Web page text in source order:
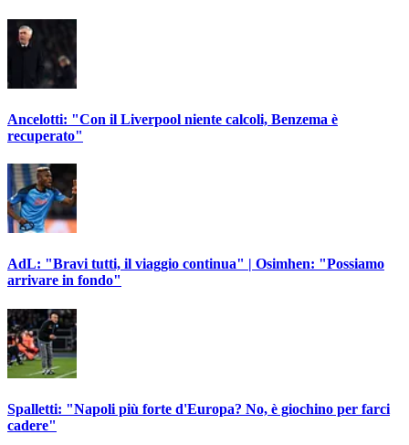
Ancelotti: "Con il Liverpool niente calcoli, Benzema è
recuperato"
AdL: "Bravi tutti, il viaggio continua" | Osimhen: "Possiamo
arrivare in fondo"
Spalletti: "Napoli più forte d'Europa? No, è giochino per farci
cadere"